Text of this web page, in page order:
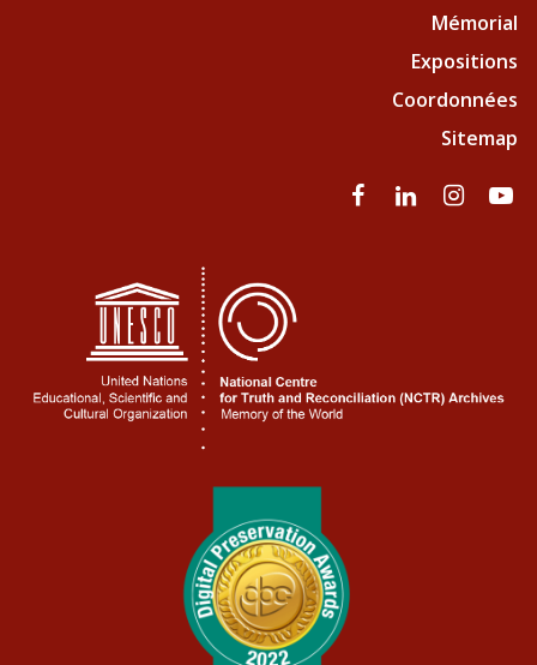
Mémorial
Expositions
Coordonnées
Sitemap